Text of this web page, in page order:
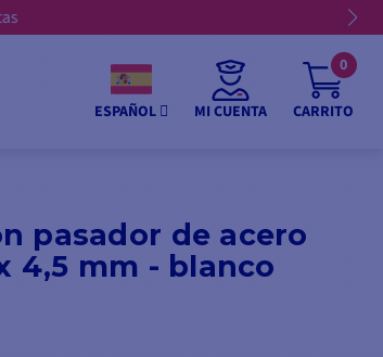
ESPAÑOL MI CUENTA CARRITO
0
pasador de acero
4,5 mm - blanco